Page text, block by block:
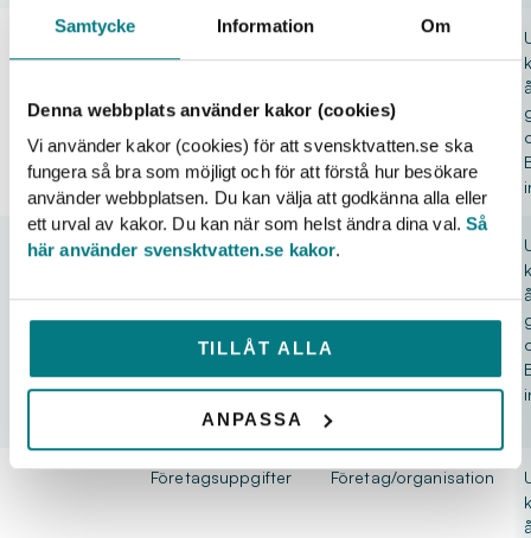
Samtycke Information Om
Denna webbplats använder kakor (cookies)
Vi använder kakor (cookies) för att svensktvatten.se ska
fungera så bra som möjligt och för att förstå hur besökare
använder webbplatsen. Du kan välja att godkänna alla eller
ett urval av kakor. Du kan när som helst ändra dina val.Så
här använder svensktvatten.se kakor.
TILLÅT ALLA
ANPASSA
Ärendeinformation
*Meddelande i
löptext
Kontaktar
post eller
telefon
Kontaktuppgifter
Namn
E-postadress
Telefonnummer
Företagsuppgifter Företag/organisation